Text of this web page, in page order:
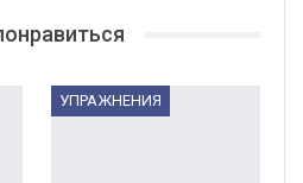
УПРАЖНЕНИЯ